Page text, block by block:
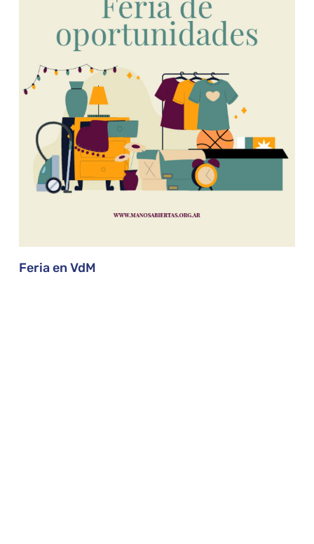
Feria en VdM